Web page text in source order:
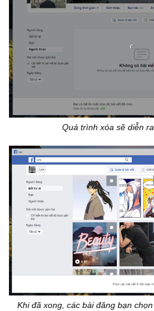
Quá trình xóa sẽ diễn
Khi đã xong, các bài đăng bạn